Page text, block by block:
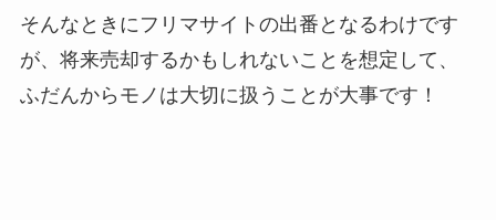
そんなときにフリマサイトの出番となるわけです
が、将来売却するかもしれないことを想定して、
ふだんからモノは大切に扱うことが大事です！